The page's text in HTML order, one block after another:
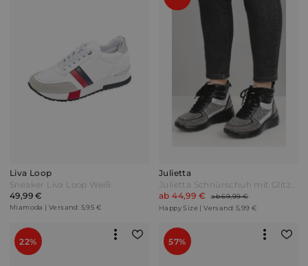
Liva Loop
Sneaker Liva Loop Weiß
49,99 €
Miamoda | Versand: 5,95 €
Julietta
Julietta Schnürschuh mit Glitzersteinen Schwarz
ab 44,99 €
ab 69,99 €
Happy Size | Versand: 5,99 €
22% 57%